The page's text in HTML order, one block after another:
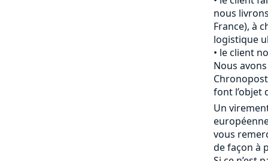
nous
France), à
logistique
le client
Nous
font l’objet
Un
vous
de façon à